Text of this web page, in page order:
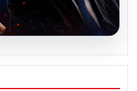
Transfer
İstiyorum